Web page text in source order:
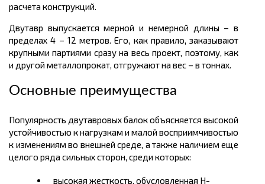
расчета конструкций.
Двутавр выпускается мерной и немерной длины – в
пределах 4 – 12 метров.Его, как правило, заказывают
крупными партиями сразу на весь проект, поэтому, как
и другой металлопрокат, отгружают на вес – в тоннах.
Основные преимущества
Популярность двутавровых балок объясняется высокой
устойчивостью к нагрузкам и малой восприимчивостью
к изменениям во внешней среде, а также наличием еще
целого ряда сильных сторон, среди которых:
высокая жесткость, обусловленная Н-